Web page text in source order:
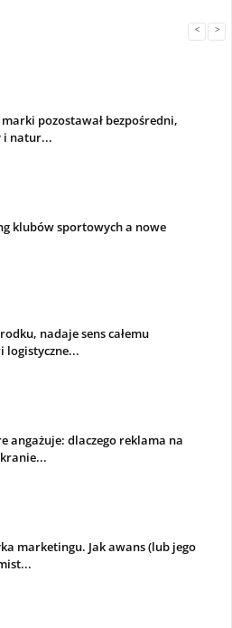
< >
pozostawał bezpośredni,
i natur...
klubów sportowych a nowe
nadaje sens całemu
logistyczne...
angażuje: dlaczego reklama na
marketingu. Jak awans (lub jego